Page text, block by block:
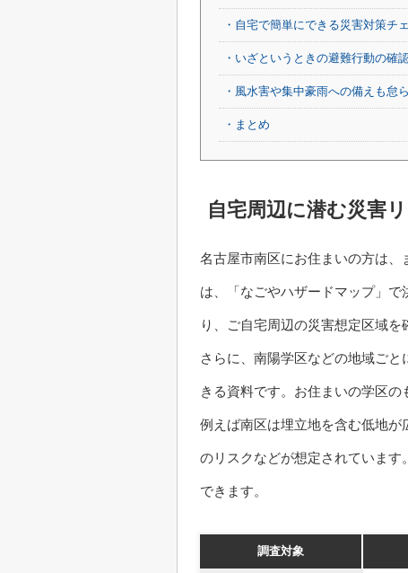
・自宅で簡単にできる災害対策チ
・いざというときの避難行動の確
・風水害や集中豪雨への備えも怠
・まとめ
自宅周辺に潜む災害
名古屋市南区にお住まいの方は
は、「なごやハザードマップ」
り、ご自宅周辺の災害想定区域を
さらに、南陽学区などの地域ご
きる資料です。お住まいの学区の
例えば南区は埋立地を含む低地
のリスクなどが想定されていま
できます。
調査対象